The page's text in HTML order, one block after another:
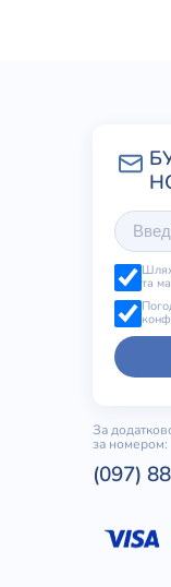
та
За
за номером:
(097)